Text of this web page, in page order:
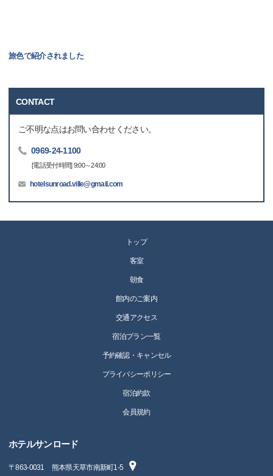
旅色で紹介されました
CONTACT
ご不明な点はお問い合わせください。
0969-24-1100
[電話受付時間] 9:00～24:00
hotelsunroad.ville@gmail.com
トップ
客室
朝食
館内のご案内
交通アクセス
宿泊プラン一覧
予約確認・キャンセル
プライバシーポリシー
宿泊約款
会員規約
ホテルサンロード
〒863-0031 熊本県天草市南新町1-5